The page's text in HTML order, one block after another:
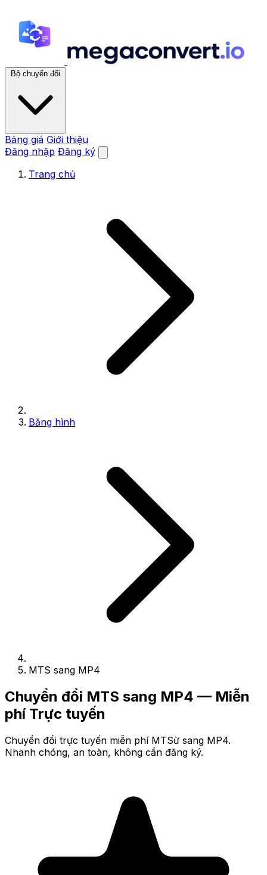
Bộ chuyển đổi
Bảng giá Giới thiệu
Đăng nhập Đăng ký
Trang chủ
Băng hình
MTS sang MP4
Chuyển đổi MTS sang MP4 — Miễn
phí Trực tuyến
Chuyển đổi trực tuyến miễn phí MTSừ sang MP4.
Nhanh chóng, an toàn, không cần đăng ký.